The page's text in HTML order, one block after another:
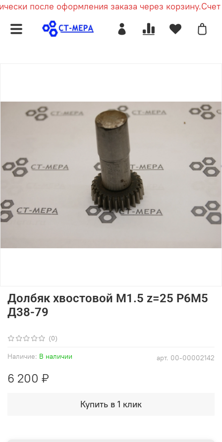
после оформления заказа через корзину.Счет
(0)
арт. 00-00002142
Наличие: В наличии
Долбяк хвостовой М1.5 z=25 Р6М5
Д38-79
6 200 ₽
Купить в 1 клик